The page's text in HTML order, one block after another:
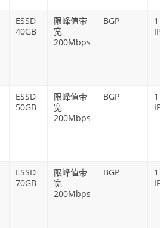
ESSD
40GB
限峰值带
宽
200Mbps
BGP
1
ESSD
50GB
限峰值带
宽
200Mbps
BGP
1
ESSD
70GB
限峰值带
宽
200Mbps
BGP
1